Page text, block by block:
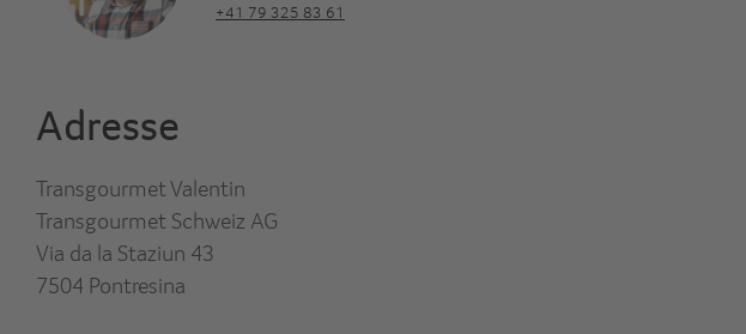
+41 79 325 83 61
Adresse
Transgourmet Valentin
Transgourmet Schweiz AG
Via da la Staziun 43
7504 Pontresina